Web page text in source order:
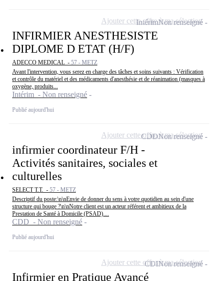
INFIRMIER ANESTHESISTE
DIPLOME D ETAT (H/F)
ADECCO MEDICAL - 57 - METZ
Avant l'intervention, vous serez en charge des tâches et soins suivants : Vérification
et contrôle du matériel et des médicaments d'anesthésie et de réanimation (masques à
oxygène, produits...
Intérim - Non renseigné
Publié aujourd'hui
IntérimNon renseigné
Ajouter cette offre à ma sélection
infirmier coordinateur F/H -
Activités sanitaires, sociales et
culturelles
SELECT T.T. - 57 - METZ
Descriptif du poste:\n\nEnvie de donner du sens à votre quotidien au sein d'une
structure qui bouge ?\n\nNotre client est un acteur référent et ambitieux de la
Prestation de Santé à Domicile (PSAD)....
CDD - Non renseigné
Publié aujourd'hui
CDDNon renseigné
Ajouter cette offre à ma sélection
Infirmier en Pratique Avancé
CDINon renseigné
Ajouter cette offre à ma sélection